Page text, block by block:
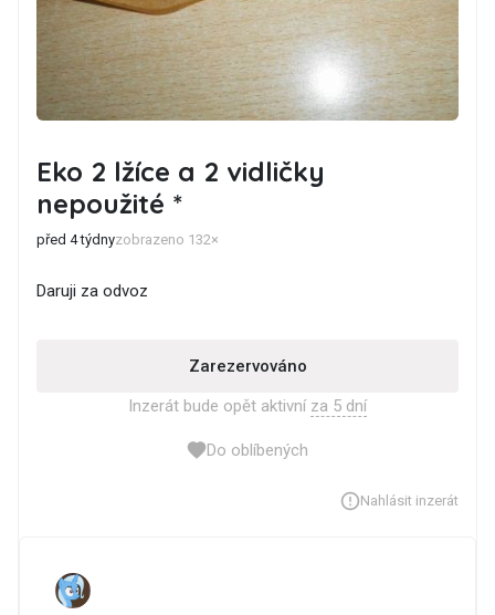
Eko 2 lžíce a 2 vidličky
nepoužité *
před 4 týdnyzobrazeno 132×
Daruji za odvoz
Zarezervováno
Inzerát bude opět aktivní za 5 dní
Do oblíbených
Nahlásit inzerát